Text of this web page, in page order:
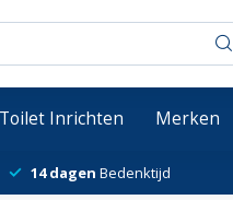
Toilet Inrichten Merken
14 dagen Bedenktijd